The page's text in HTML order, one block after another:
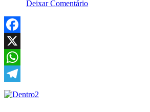
Deixar Comentário
Facebook
X
WhatsApp
Telegram